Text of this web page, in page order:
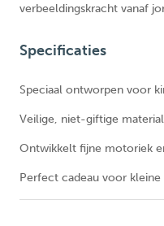
verbeeldingskracht vanaf
Specificaties
Speciaal ontworpen voor
Veilige, niet-giftige
Ontwikkelt fijne motoriek
Perfect cadeau voor kleine